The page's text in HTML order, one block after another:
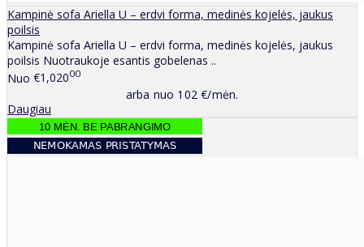
Kampinė sofa Ariella U – erdvi forma, medinės kojelės, jaukus
poilsis
Kampinė sofa Ariella U – erdvi forma, medinės kojelės, jaukus
poilsis Nuotraukoje esantis gobelenas ..
Nuo €1,02000
arba nuo 102 €/mėn.
Daugiau